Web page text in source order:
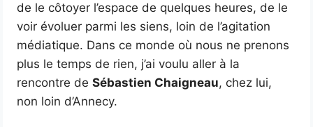
de le côtoyer l’espace de quelques heures, de le
voir évoluer parmi les siens, loin de l’agitation
médiatique. Dans ce monde où nous ne prenons
plus le temps de rien, j’ai voulu aller à la
rencontre deSébastien Chaigneau, chez lui,
non loin d’Annecy.